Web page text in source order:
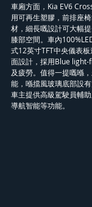
車廂方面，Kia EV6
用可再生塑膠，前排座
材，細長嘅設計可大幅
膝部空間。車內
式12英寸TFT中央儀表
面設計，採用Blue
及疲勞。值得一提嘅喺
能，喺擋風玻璃底部設
車主提供高級駕駛員輔
導航智能等功能。